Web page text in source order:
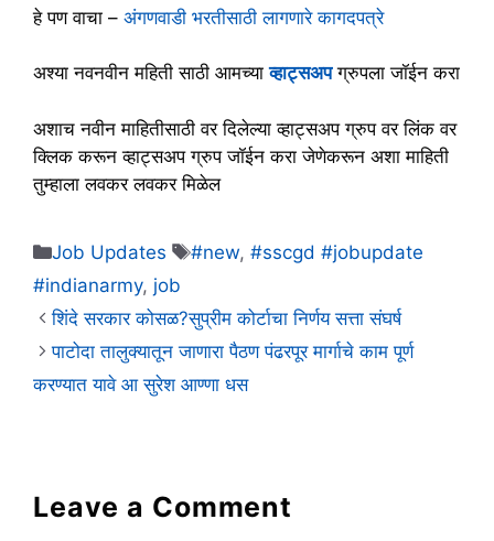
हे पण वाचा – अंगणवाडी भरतीसाठी लागणारे कागदपत्रे
अश्या नवनवीन महिती साठी आमच्या व्हाट्सअप ग्रुपला जॉईन करा
अशाच नवीन माहितीसाठी वर दिलेल्या व्हाट्सअप ग्रुप वर लिंक वर
क्लिक करून व्हाट्सअप ग्रुप जॉईन करा जेणेकरून अशा माहिती
तुम्हाला लवकर लवकर मिळेल
Categories
Job Updates Tags
#new, #sscgd #jobupdate
#indianarmy, job
शिंदे सरकार कोसळ?सुप्रीम कोर्टाचा निर्णय सत्ता संघर्ष
पाटोदा तालुक्यातून जाणारा पैठण पंढरपूर मार्गाचे काम पूर्ण
करण्यात यावे आ सुरेश आण्णा धस
Leave a Comment